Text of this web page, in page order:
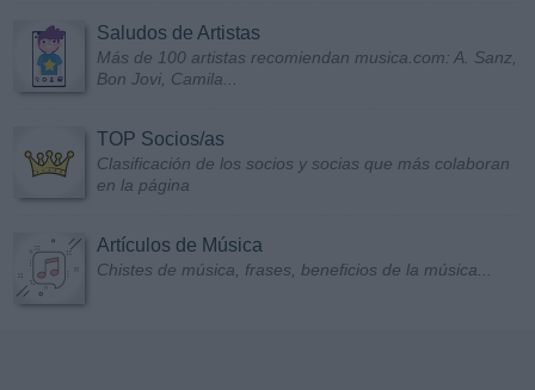
Saludos de Artistas
Más de 100 artistas recomiendan musica.com: A. Sanz,
Bon Jovi, Camila...
TOP Socios/as
Clasificación de los socios y socias que más colaboran
en la página
Artículos de Música
Chistes de música, frases, beneficios de la música...